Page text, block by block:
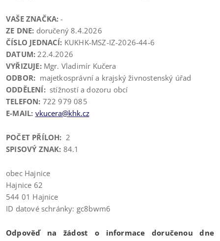
VAŠE ZNAČKA: -
ZE DNE: doručený 8.4.2026
ČÍSLO JEDNACÍ: KUKHK-MSZ-IZ-2026-44-6
DATUM: 22.4.2026
VYŘIZUJE:Mgr. Vladimír Kučera
ODBOR: majetkosprávní a krajský živnostenský úřad
ODDĚLENÍ: stížností a dozoru obcí
TELEFON: 722 979 085
E-MAIL: vkucera@khk.cz
POČET PŘÍLOH: 2
SPISOVÝ ZNAK: 84.1
obec Hajnice
Hajnice 62
544 01 Hajnice
ID datové schránky: gc8bwm6
Odpověď na žádost o informace doručenou dne